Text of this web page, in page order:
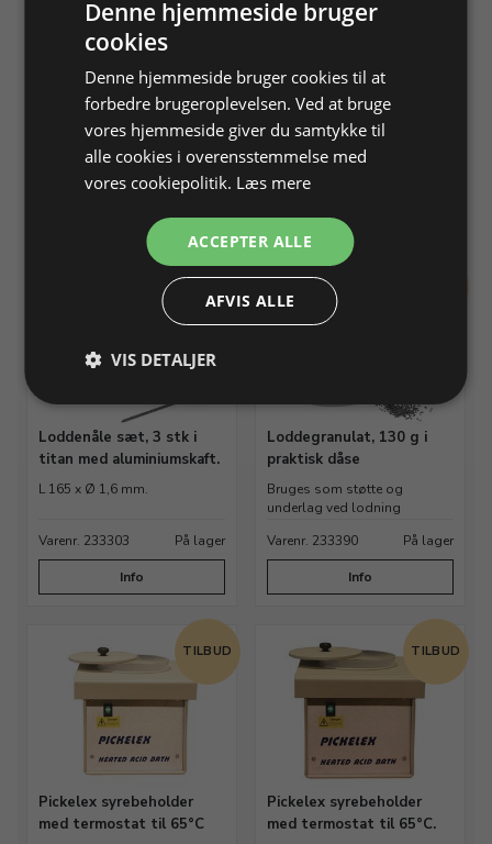
Minibrænder, Ironda,
større lodninger.
Må max. bruges 5 minutter af
På lager
Spritlampe til opvarmning
af shellak og stenlak
L 70 x B 70 x H 120 mm
Loddenåle sæt, 3 stk i
titan med aluminiumskaft.
L 165 x Ø 1,6 mm.
Varenr. 233303 På lager
Info
Loddegranulat, 130 g i
praktisk dåse
Bruges som støtte og
underlag ved lodning
Varenr. 233390
På lager
Info
TILBUD
Pickelex syrebeholder
med termostat til 65°C
TILBUD
Pickelex syrebeholder
med termostat til 65°C.
Denne hjemmeside bruger
cookies
Denne hjemmeside bruger cookies til at
forbedre brugeroplevelsen. Ved at bruge
vores hjemmeside giver du samtykke til
alle cookies i overensstemmelse med
vores cookiepolitik. Læs mere
ACCEPTER ALLE
AFVIS ALLE
VIS DETALJER